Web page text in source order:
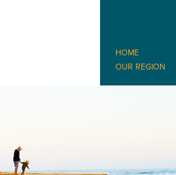
HOME
OUR REGION